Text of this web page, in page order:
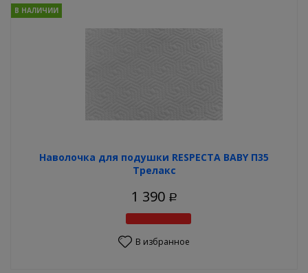
Наволочка для подушки RESPECTA BABY П35
Трелакс
В НАЛИЧИИ
1 390 Р
В избранное